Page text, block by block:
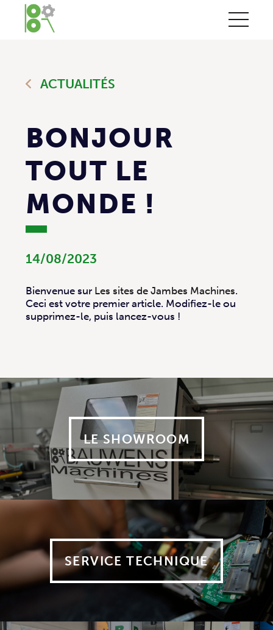
ACTUALITÉS
BONJOUR
TOUT LE
MONDE !
14/08/2023
Bienvenue sur Les sites de Jambes Machines.
Ceci est votre premier article. Modifiez-le ou
supprimez-le, puis lancez-vous !
LE SHOWROOM
SERVICE TECHNIQUE